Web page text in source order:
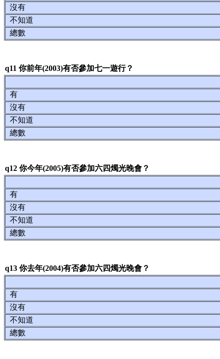
沒有
不知道
總數
q11 你前年(2003)有否參加七一遊行？
有
沒有
不知道
總數
q12 你今年(2005)有否參加六四燭光晚會？
有
沒有
不知道
總數
q13 你去年(2004)有否參加六四燭光晚會？
有
沒有
不知道
總數